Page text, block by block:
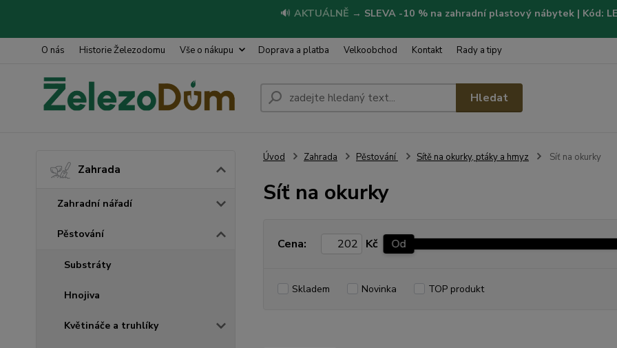
🔊 AKTUÁLNĚ → SLEVA -10 % na zahradní plastový nábytek | Kód:
O nás Historie Železodomu Vše o nákupu Doprava a platba Velkoobchod Kontakt Rady a tipy
Hledat
Zahrada
Zahradní nářadí
Pěstování
Substráty
Hnojiva
Květináče a truhlíky
Úvod Zahrada Pěstování Sítě na okurky, ptáky a hmyz Síť na okurky
Síť na okurky
Cena: Kč Od
Skladem Novinka TOP produkt